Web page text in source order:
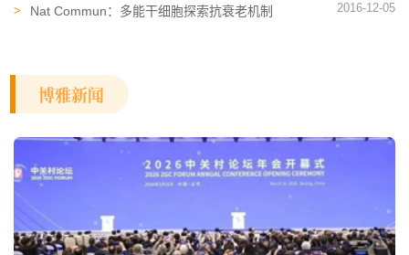
Nat Commun：多能干细胞探索抗衰老机制 2016-12-05
博雅新闻